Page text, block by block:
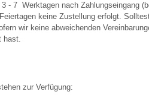
- 7 Werktagen nach Zahlungseingang
keine Zustellung erfolgt.
wir keine abweichenden
hast.
zur Verfügung: